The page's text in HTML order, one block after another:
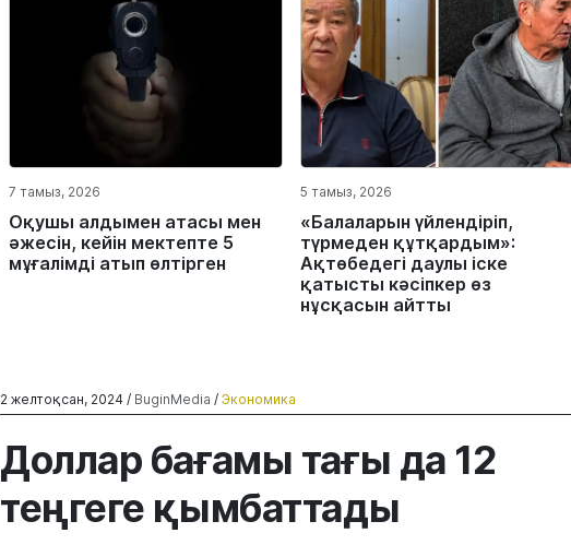
7 тамыз, 2026
Оқушы алдымен атасы мен
әжесін, кейін мектепте 5
мұғалімді атып өлтірген
5 тамыз, 2026
«Балаларын үйлендіріп,
түрмеден құтқардым»:
Ақтөбедегі даулы іске
қатысты кәсіпкер өз
нұсқасын айтты
2 желтоқсан, 2024 / BuginMedia / Экономика
Доллар бағамы тағы да 12
теңгеге қымбаттады